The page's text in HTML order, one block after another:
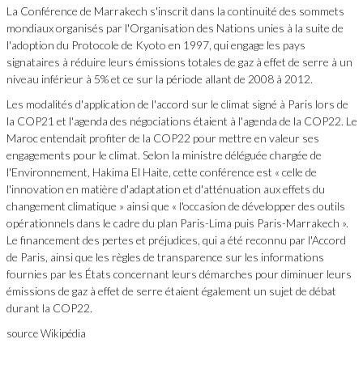
La Conférence de Marrakech s'inscrit dans la continuité des sommets
mondiaux organisés par l'Organisation des Nations unies à la suite de
l'adoption du Protocole de Kyoto en 1997, qui engage les pays
signataires à réduire leurs émissions totales de gaz à effet de serre à un
niveau inférieur à 5% et ce sur la période allant de 2008 à 2012.
Les modalités d'application de l'accord sur le climat signé à Paris lors de
la COP21 et l'agenda des négociations étaient à l'agenda de la COP22. Le
Maroc entendait profiter de la COP22 pour mettre en valeur ses
engagements pour le climat. Selon la ministre déléguée chargée de
l'Environnement, Hakima El Haite, cette conférence est « celle de
l'innovation en matière d'adaptation et d'atténuation aux effets du
changement climatique » ainsi que « l'occasion de développer des outils
opérationnels dans le cadre du plan Paris-Lima puis Paris-Marrakech ».
Le financement des pertes et préjudices, qui a été reconnu par l'Accord
de Paris, ainsi que les règles de transparence sur les informations
fournies par les États concernant leurs démarches pour diminuer leurs
émissions de gaz à effet de serre étaient également un sujet de débat
durant la COP22.
source Wikipédia